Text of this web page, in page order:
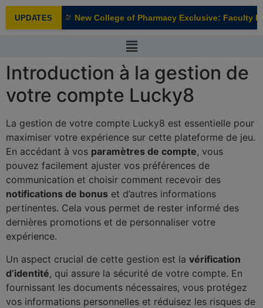
UPDATES
NEW New College of Pharmacy Exclusive: Faculty
Introduction à la gestion de
votre compte Lucky8
La gestion de votre compte Lucky8 est essentielle pour
maximiser votre expérience sur cette plateforme de jeu.
En accédant à vos paramètres de compte, vous
pouvez facilement ajuster vos préférences de
communication et choisir comment recevoir des
notifications de bonus et d’autres informations
pertinentes. Cela vous permet de rester informé des
dernières promotions et de personnaliser votre
expérience.
Un aspect crucial de cette gestion est la vérification
d’identité, qui assure la sécurité de votre compte. En
fournissant les documents nécessaires, vous protégez
vos informations personnelles et réduisez les risques de
modal-check